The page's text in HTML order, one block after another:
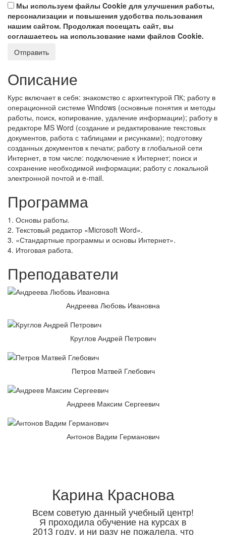
Мы используем файлы Cookie для улучшения работы,
персонализации и повышения удобства пользования
нашим сайтом. Продолжая посещать сайт, вы
соглашаетесь на использование нами файлов Cookie.
Описание
Курс включает в себя: знакомство с архитектурой ПК; работу в
операционной системе Windows (основные понятия и методы
работы, поиск, копирование, удаление информации); работу в
редакторе MS Word (создание и редактирование текстовых
документов, работа с таблицами и рисунками); подготовку
созданных документов к печати; работу в глобальной сети
Интернет, в том числе: подключение к Интернет; поиск и
сохранение необходимой информации; работу с локальной
электронной почтой и e-mail.
Программа
1. Основы работы.
2. Текстовый редактор «Microsoft Word».
3. «Стандартные программы и основы Интернет».
4. Итоговая работа.
Преподаватели
Андреева Любовь Ивановна
Круглов Андрей Петрович
Петров Матвей Глебович
Андреев Максим Сергеевич
Антонов Вадим Германович
Карина Краснова
Всем советую данный учебный центр!
Я проходила обучение на курсах в
2013 году, и ни разу не пожалела, что